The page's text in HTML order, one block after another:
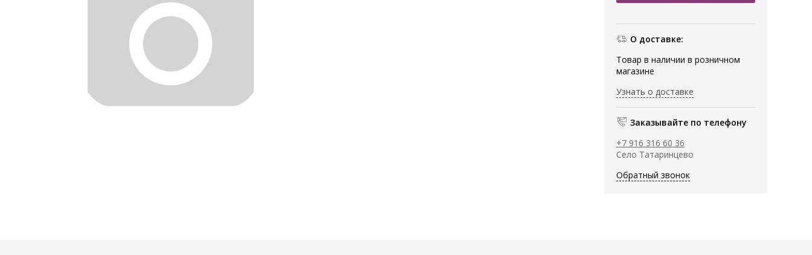
О доставке:
Товар в наличии в розничном
магазине
Узнать о доставке
Заказывайте по телефону
+7 916 316 60 36
Село Татаринцево
Обратный звонок